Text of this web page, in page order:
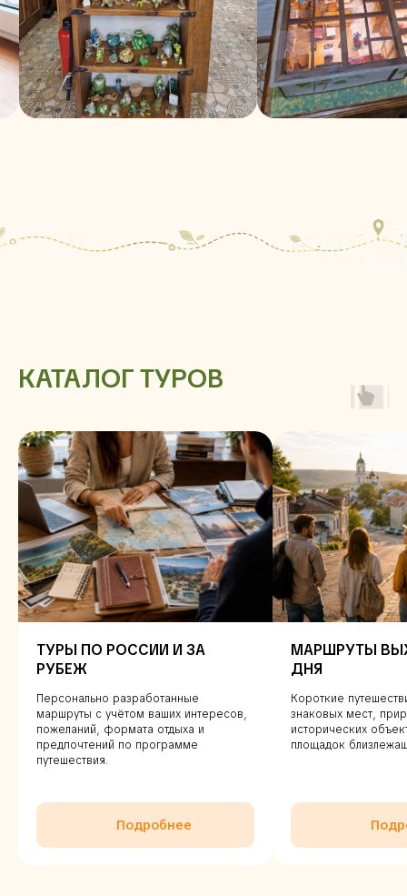
КАТАЛОГ ТУРОВ
ТУРЫ ПО РОССИИ И ЗА
РУБЕЖ
Персонально разработанные
маршруты с учётом ваших интересов,
пожеланий, формата отдыха и
предпочтений по программе
путешествия.
Подробнее
МАРШРУТЫ
ДНЯ
Короткие
знаковых мест,
исторических
площадок